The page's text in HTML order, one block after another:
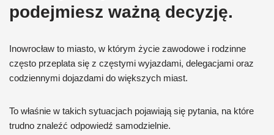
podejmiesz ważną decyzję.
Inowrocław to miasto, w którym życie zawodowe i rodzinne
często przeplata się z częstymi wyjazdami, delegacjami oraz
codziennymi dojazdami do większych miast.
To właśnie w takich sytuacjach pojawiają się pytania, na które
trudno znaleźć odpowiedź samodzielnie.